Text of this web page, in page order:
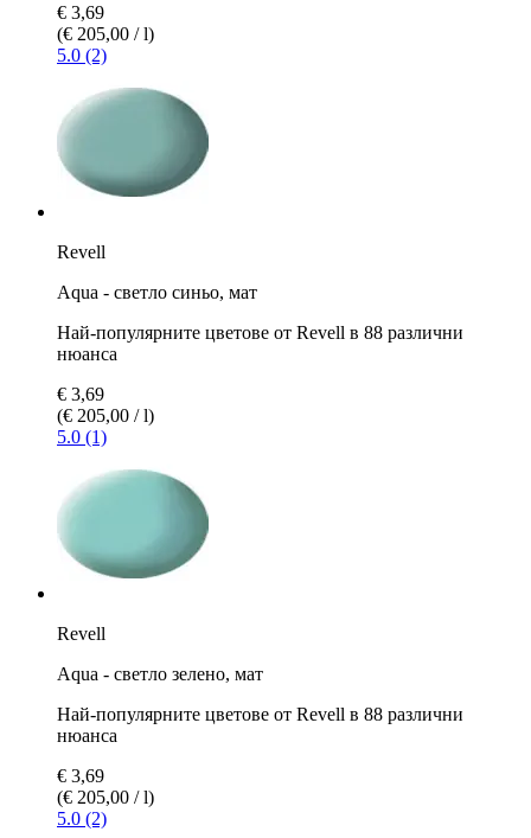
€ 3,69
(€ 205,00 / l)
5.0 (2)
Revell
Aqua - светло синьо, мат
Най-популярните цветове от Revell в 88 различни
нюанса
€ 3,69
(€ 205,00 / l)
5.0 (1)
Revell
Aqua - светло зелено, мат
Най-популярните цветове от Revell в 88 различни
нюанса
€ 3,69
(€ 205,00 / l)
5.0 (2)